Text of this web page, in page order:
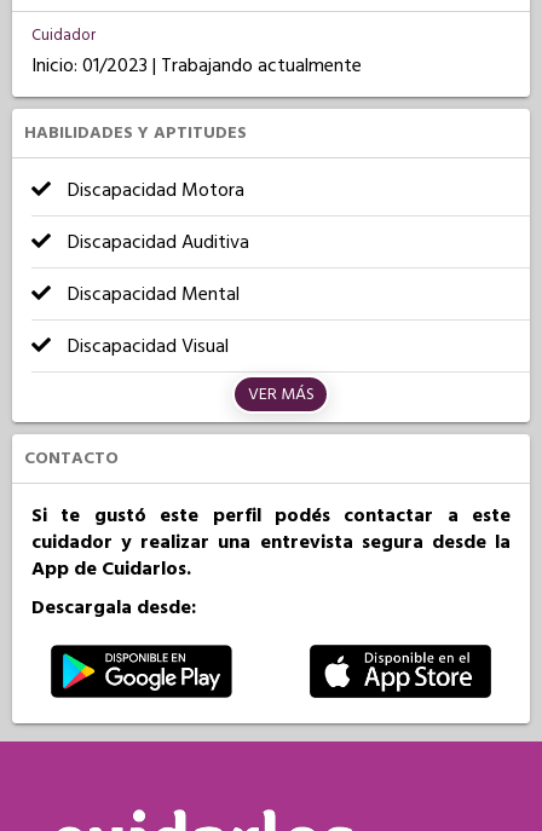
Cuidador
Inicio: 01/2023 | Trabajando actualmente
HABILIDADES Y APTITUDES
Discapacidad Motora
Discapacidad Auditiva
Discapacidad Mental
Discapacidad Visual
VER MÁS
CONTACTO
Si te gustó este perfil podés contactar a este
cuidador y realizar una entrevista segura desde la
App de Cuidarlos.
Descargala desde: